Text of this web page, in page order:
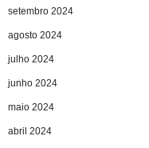
setembro 2024
agosto 2024
julho 2024
junho 2024
maio 2024
abril 2024